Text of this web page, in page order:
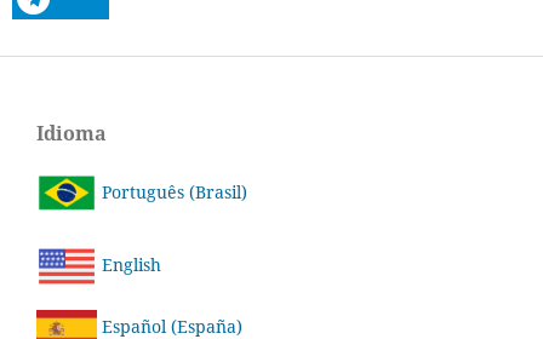
Idioma
Português (Brasil)
English
Español (España)